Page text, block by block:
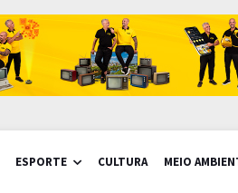
ESPORTE CULTURA MEIO